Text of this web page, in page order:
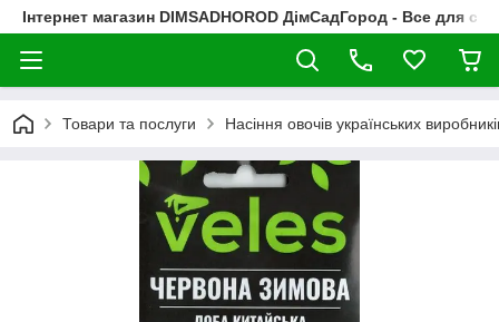
Інтернет магазин DIMSADHOROD ДімСадГород - Все для
Товари та послуги Насіння овочів українських